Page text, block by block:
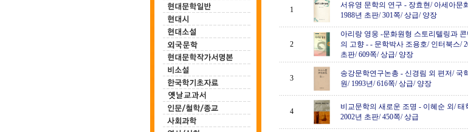
1
서유영 문학의 연구 - 장효현/ 아세아문
1988년 초판/ 301쪽/ 상급/ 양장
2
아리랑 영웅 -문화원형 스토리텔링과 콘
의 고향 -- 문학박사 조용호/ 인터북스/
초판/ 609쪽/ 상급/ 양장
3
송강문학연구논총 - 신경림 외 편저/ 국
원/ 1993년/ 616쪽/ 상급/ 양장
4
비교문학의 새로운 조명 - 이혜순 외/ 태
2002년 초판/ 450쪽/ 상급